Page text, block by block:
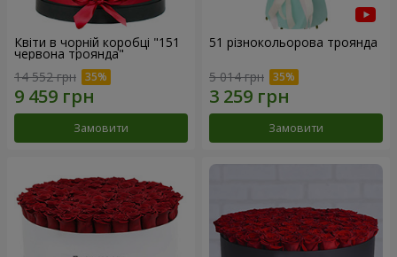
Квіти в чорній коробці "151
червона троянда"
14 552 грн
Замовити
51 різнокольорова троянда
5 014 грн
Замовити